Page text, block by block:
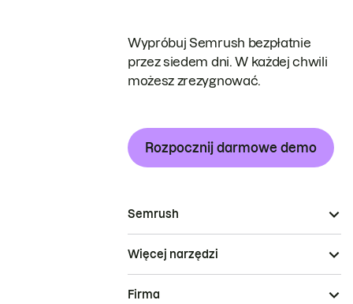
Wypróbuj Semrush bezpłatnie
przez siedem dni. W każdej chwili
możesz zrezygnować.
Rozpocznij darmowe demo
Semrush
Więcej narzędzi
Firma